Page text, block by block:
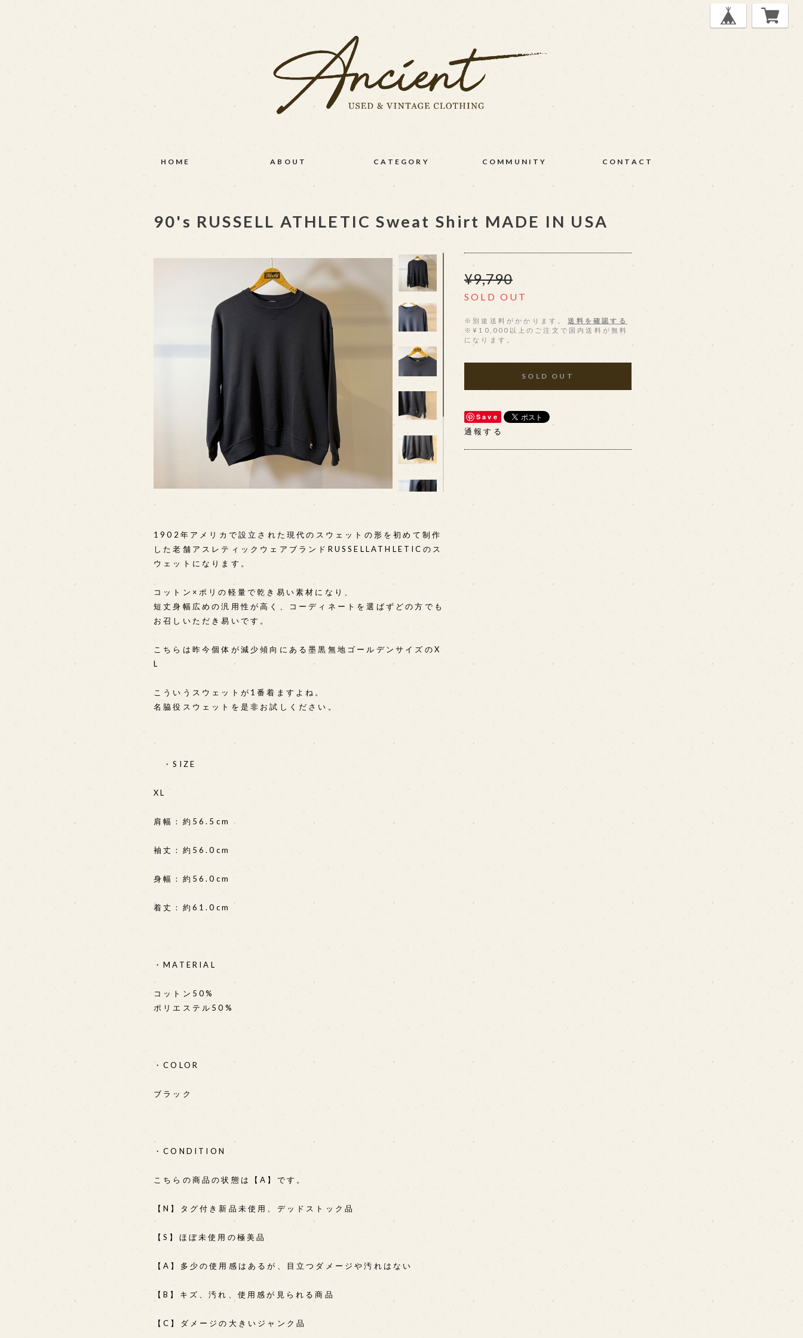
HOME ABOUT CATEGORY COMMUNITY CONTACT
90's RUSSELL ATHLETIC Sweat Shirt MADE IN USA
1902年アメリカで設立された現代のスウェットの形を初めて制作
した老舗アスレティックウェアブランドRUSSELLATHLETICのス
ウェットになります。
コットン×ポリの軽量で乾き易い素材になり、
短丈身幅広めの汎用性が高く、コーディネートを選ばずどの方でも
お召しいただき易いです。
こちらは昨今個体が減少傾向にある墨黒無地ゴールデンサイズのX
L
こういうスウェットが1番着ますよね。
名脇役スウェットを是非お試しください。
・SIZE
XL
肩幅：約56.5cm
袖丈：約56.0cm
身幅：約56.0cm
着丈：約61.0cm
・MATERIAL
コットン50%
ポリエステル50%
・COLOR
ブラック
・CONDITION
こちらの商品の状態は【A】です。
【N】タグ付き新品未使用、デッドストック品
【S】ほぼ未使用の極美品
【A】多少の使用感はあるが、目立つダメージや汚れはない
【B】キズ、汚れ、使用感が見られる商品
【C】ダメージの大きいジャンク品
¥9,790
SOLD OUT
※別途送料がかかります。
送料を確認する
※¥10,000以上のご注文で国内送料が無料
になります。
SOLD OUT
Save
通報する